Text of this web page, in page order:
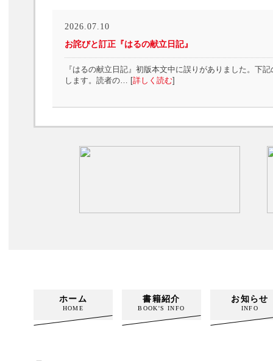
2026.07.10
お詫びと訂正『はるの献立日記』
『はるの献立日記』初版本文中に誤りがありました。下
します。読者の… [詳しく読む]
ホーム
HOME
書籍紹介
BOOK'S INFO
お知らせ
INFO